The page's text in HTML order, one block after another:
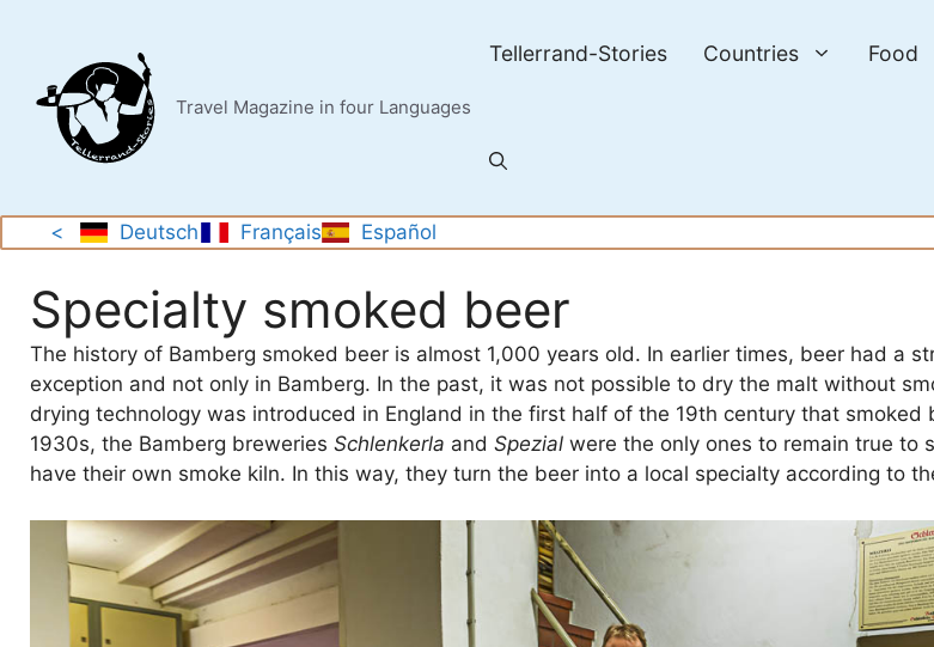
content
Travel Magazine in four Languages
Tellerrand-Stories Countries Food
< Deutsch Français Español
Specialty smoked beer
The history of Bamberg smoked beer is almost 1,000 years old. In earlier times, beer had a
exception and not only in Bamberg. In the past, it was not possible to dry the malt without
drying technology was introduced in England in the first half of the 19th century that smoked
1930s, the Bamberg breweries Schlenkerla and Spezial were the only ones to remain true to
have their own smoke kiln. In this way, they turn the beer into a local specialty according to